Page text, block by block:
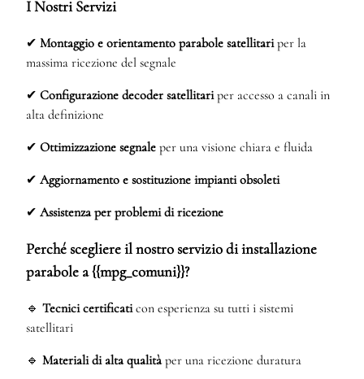
I Nostri Servizi
✔ Montaggio e orientamento parabole satellitariper la
massima ricezione del segnale
✔ Configurazione decoder satellitariper accesso a canali in
alta definizione
✔ Ottimizzazione segnale per una visione chiara e fluida
✔ Aggiornamento e sostituzione impianti obsoleti
✔ Assistenza per problemi di ricezione
Perché scegliere il nostro servizio di installazione
parabole a {{mpg_comuni}}?
🔹 Tecnici certificaticon esperienza su tutti i sistemi
satellitari
🔹 Materiali di alta qualitàper una ricezione duratura